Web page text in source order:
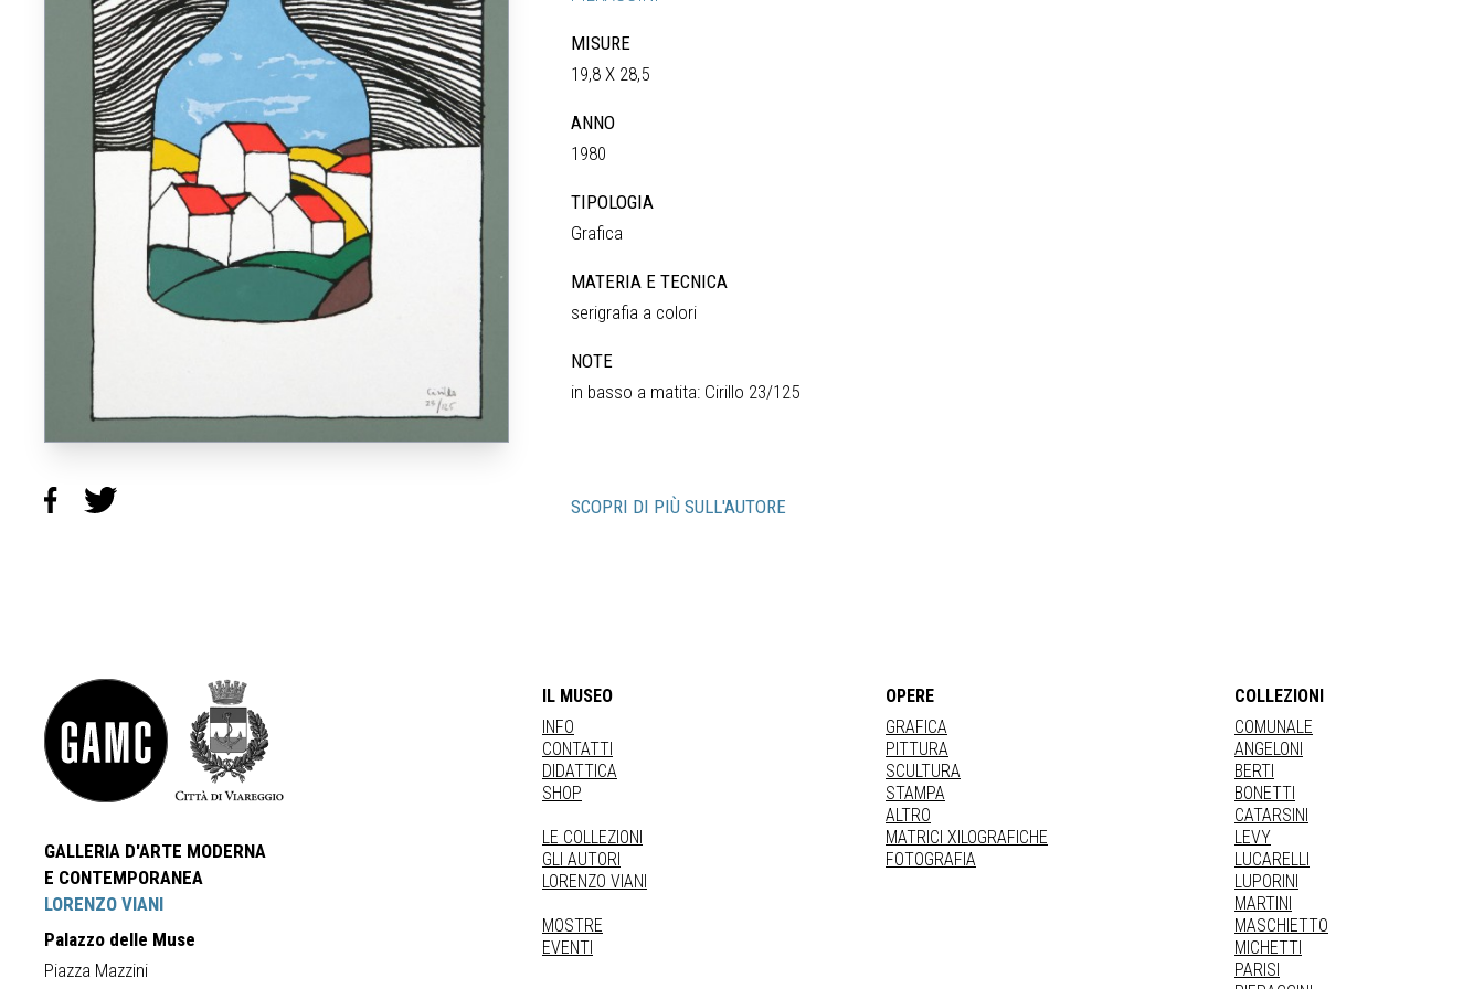
MISURE
19,8 X 28,5
ANNO
1980
TIPOLOGIA
Grafica
MATERIA E TECNICA
serigrafia a colori
NOTE
in basso a matita: Cirillo 23/125
SCOPRI DI PIÙ SULL'AUTORE
GALLERIA D'ARTE MODERNA
E CONTEMPORANEA
LORENZO VIANI
Palazzo delle Muse
Piazza Mazzini
IL MUSEO
INFO
CONTATTI
DIDATTICA
SHOP
LE COLLEZIONI
GLI AUTORI
LORENZO VIANI
MOSTRE
EVENTI
OPERE
GRAFICA
PITTURA
SCULTURA
STAMPA
ALTRO
MATRICI XILOGRAFICHE
FOTOGRAFIA
COLLEZIONI
COMUNALE
ANGELONI
BERTI
BONETTI
CATARSINI
LEVY
LUCARELLI
LUPORINI
MARTINI
MASCHIETTO
MICHETTI
PARISI